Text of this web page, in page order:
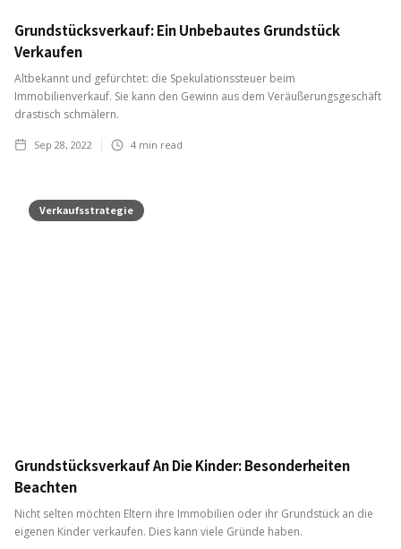
Grundstücksverkauf: Ein Unbebautes Grundstück
Verkaufen
Altbekannt und gefürchtet: die Spekulationssteuer beim
Immobilienverkauf. Sie kann den Gewinn aus dem Veräußerungsgeschäft
drastisch schmälern.
Sep 28, 2022 4 min read
Verkaufsstrategie
Grundstücksverkauf An Die Kinder: Besonderheiten
Beachten
Nicht selten möchten Eltern ihre Immobilien oder ihr Grundstück an die
eigenen Kinder verkaufen. Dies kann viele Gründe haben.